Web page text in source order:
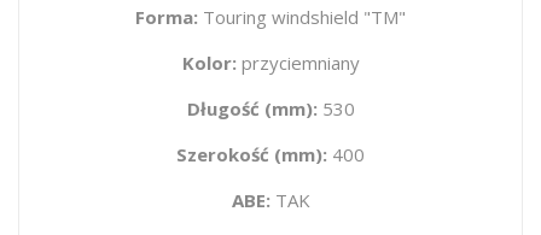
Forma: Touring windshield "TM"
Kolor: przyciemniany
Długość (mm): 530
Szerokość (mm): 400
ABE: TAK